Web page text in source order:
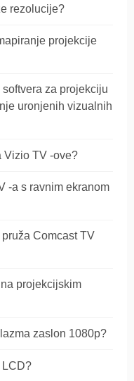
rezolucije?
projekcije
za projekciju
uronjenih vizualnih
Vizio TV -ove?
-a s ravnim ekranom
Comcast TV
projekcijskim
zaslon 1080p?
LCD?